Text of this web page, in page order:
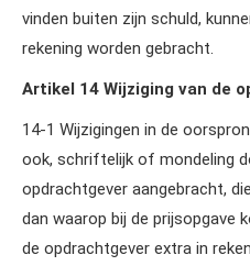
vinden buiten zijn schuld,
rekening worden gebracht.
Artikel 14 Wijziging van de
14‑1 Wijzigingen in de
ook, schriftelijk of mondeling
opdrachtgever aangebracht,
dan waarop bij de prijsopgave
de opdrachtgever extra in